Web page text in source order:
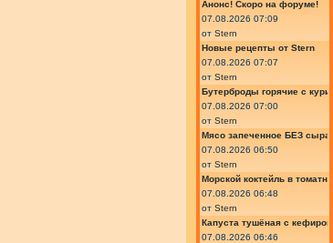
Анонс! Скоро на форуме!
07.08.2026 07:09
от Stern
Новые рецепты от Stern
07.08.2026 07:07
от Stern
Бутерброды горячие с
07.08.2026 07:00
от Stern
Мясо запеченное БЕЗ сыра
07.08.2026 06:50
от Stern
Морской коктейль в
07.08.2026 06:48
от Stern
Капуста тушёная с кефиром
07.08.2026 06:46